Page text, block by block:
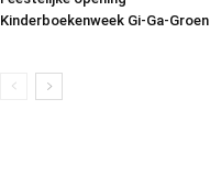
Kinderboekenweek Gi-Ga-Groen